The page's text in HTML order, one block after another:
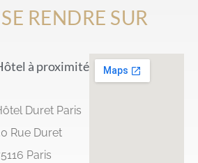
RENDRE SUR
à proximité
Duret Paris
Rue Duret
Paris